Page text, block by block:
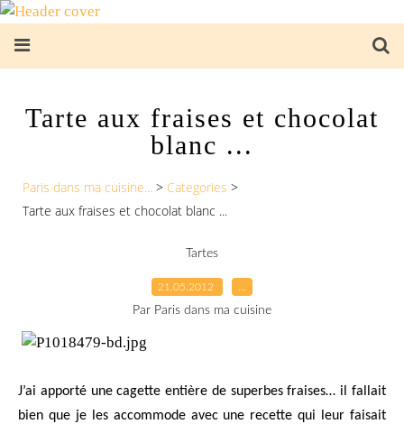
Tarte aux fraises et chocolat
blanc ...
Paris dans ma cuisine... > Categories >
Tarte aux fraises et chocolat blanc ...
Tartes
21.05.2012
Par Paris dans ma cuisine
J’ai apporté une cagette entière de superbes fraises… il fallait
bien que je les accommode avec une recette qui leur faisait